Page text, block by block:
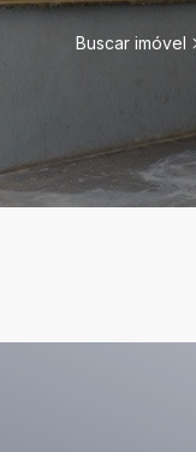
Buscar imóvel